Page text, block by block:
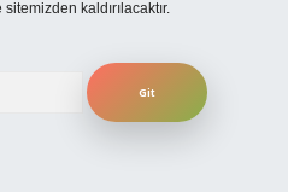
kaldırılacaktır.